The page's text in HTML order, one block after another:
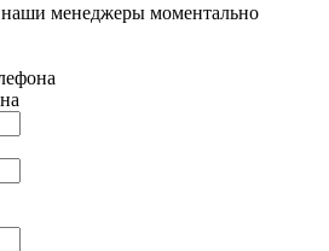
менеджеры моментально